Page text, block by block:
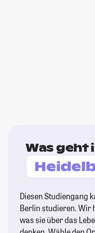
Was geht
Diesen Studiengang
Berlin studieren. Wir
was sie über das